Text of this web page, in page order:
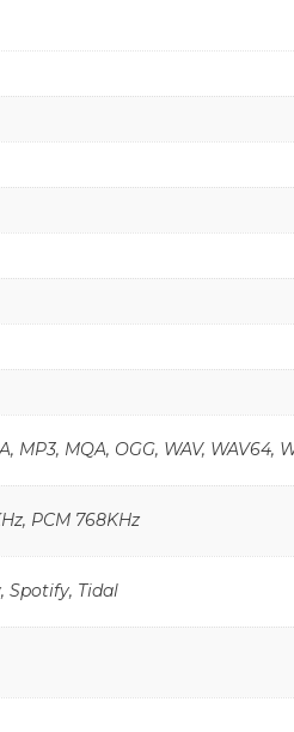
MP3, MQA, OGG, WAV, WAV64,
PCM 768KHz
Spotify, Tidal